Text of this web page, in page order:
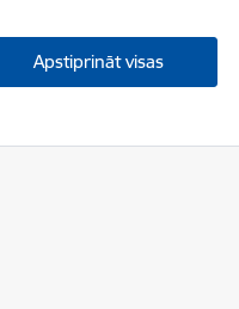
Apstiprināt visas